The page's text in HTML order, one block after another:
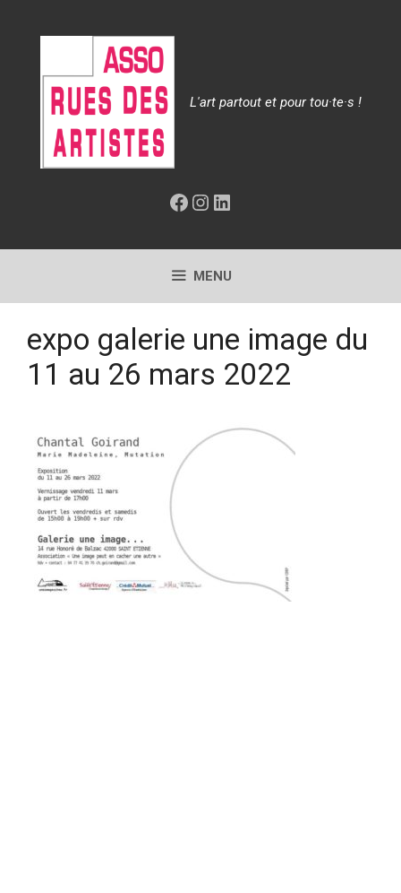
L'art partout et pour tou·te·s !
Facebook
Instagram
LinkedIn
MENU
expo galerie une image du
11 au 26 mars 2022